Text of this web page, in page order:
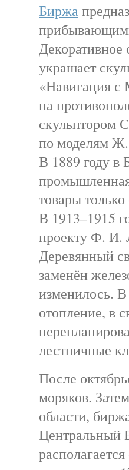
Биржа
украшает
«Навигация с
на
скульптором
по моделям
В 1889 году в
товары только
В 1913–1915
проекту Ф. И.
Деревянный
заменён
изменилось.
отопление, в
лестничные
После
моряков.
области,
Центральный